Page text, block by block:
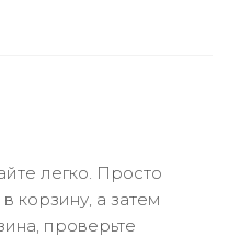
легко. Просто
корзину, а затем
проверьте